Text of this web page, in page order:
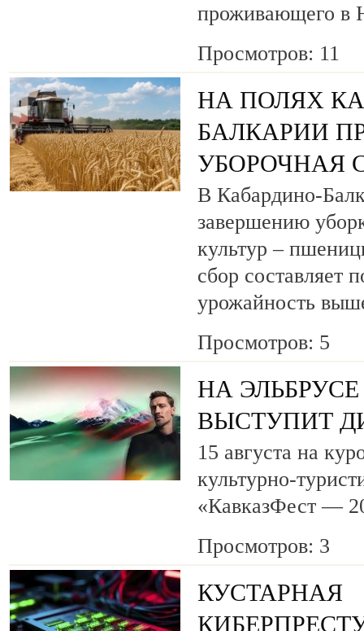
проживающего в
Просмотров: 11
НА ПОЛЯХ
БАЛКАРИИ
УБОРОЧНАЯ
В Кабардино-
завершению
культур –
сбор составляет
урожайность
Просмотров: 5
НА
ВЫСТУПИТ
15 августа на
культурно-
«КавказФест —
Просмотров: 3
КУСТАРНАЯ